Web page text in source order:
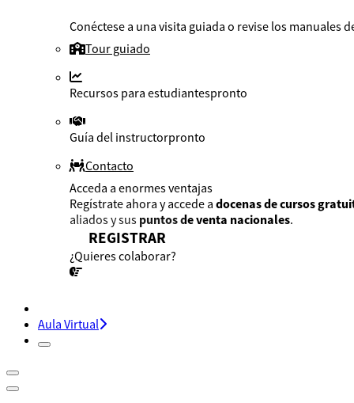
Conéctese a una visita guiada o revise los
Tour guiado
Recursos para estudiantespronto
Guía del instructorpronto
Contacto
Acceda a enormes ventajas
Regístrate ahora y accede a docenas de cursos
aliados y sus puntos de venta nacionales.
REGISTRAR
¿Quieres colaborar?
Aula Virtual